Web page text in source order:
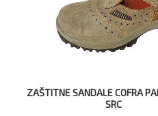
ZAŠTITNE SANDALE COFRA
SRC